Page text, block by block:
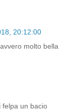
20:12:00
molto bella
felpa un bacio